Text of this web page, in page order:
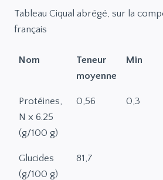
Tableau Ciqual abrégé, sur la
français
Nom
Teneur
moyenne
Min
Protéines,
N x 6.25
(g/100 g)
0,56 0,3
Glucides
(g/100 g)
81,7